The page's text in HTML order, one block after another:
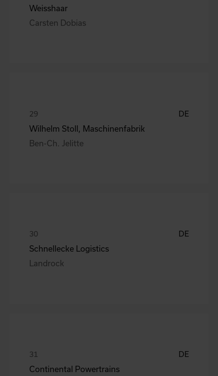
Weisshaar
Carsten Dobias
DE
Wilhelm Stoll, Maschinenfabrik
Ben-Ch. Jelitte
DE
Schnellecke Logistics
Landrock
DE
Continental Powertrains